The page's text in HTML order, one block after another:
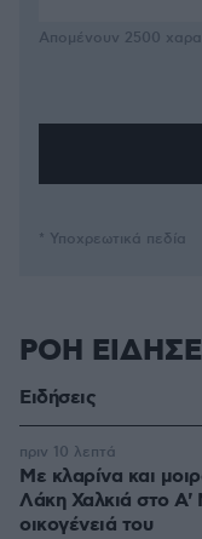
Απομένουν 2500
* Υποχρεωτικά πεδία
ΡΟΗ
Ειδήσεις
Με κλαρίνα και
Λάκη Χαλκιά στο A'
οικογένειά του
πριν 10 λεπτά